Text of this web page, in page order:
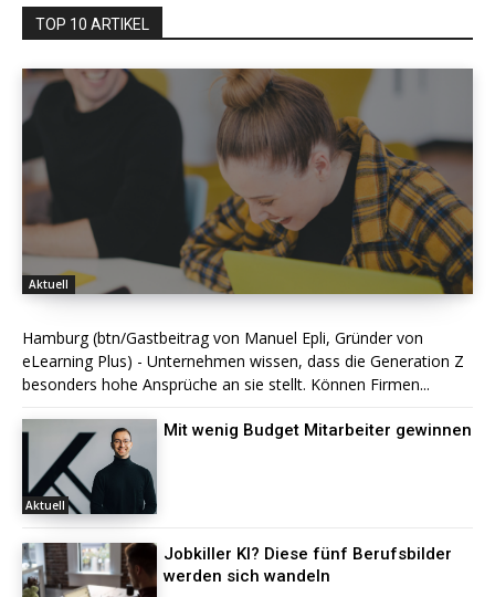
TOP 10 ARTIKEL
Aktuell
Hamburg (btn/Gastbeitrag von Manuel Epli, Gründer von
eLearning Plus) - Unternehmen wissen, dass die Generation Z
besonders hohe Ansprüche an sie stellt. Können Firmen...
Aktuell
Mit wenig Budget Mitarbeiter gewinnen
Jobkiller KI? Diese fünf Berufsbilder
werden sich wandeln